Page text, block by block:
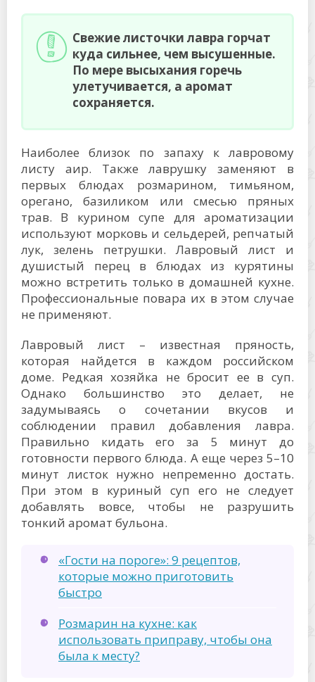
Свежие листочки лавра горчат
куда сильнее, чем высушенные.
По мере высыхания горечь
улетучивается, а аромат
сохраняется.
Наиболее близок по запаху к лавровому
листу аир. Также лаврушку заменяют в
первых блюдах розмарином, тимьяном,
орегано, базиликом или смесью пряных
трав. В курином супе для ароматизации
используют морковь и сельдерей, репчатый
лук, зелень петрушки. Лавровый лист и
душистый перец в блюдах из курятины
можно встретить только в домашней кухне.
Профессиональные повара их в этом случае
не применяют.
Лавровый лист – известная пряность,
которая найдется в каждом российском
доме. Редкая хозяйка не бросит ее в суп.
Однако большинство это делает, не
задумываясь о сочетании вкусов и
соблюдении правил добавления лавра.
Правильно кидать его за 5 минут до
готовности первого блюда. А еще через 5–10
минут листок нужно непременно достать.
При этом в куриный суп его не следует
добавлять вовсе, чтобы не разрушить
тонкий аромат бульона.
«Гости на пороге»: 9 рецептов,
которые можно приготовить
быстро
Розмарин на кухне: как
использовать приправу, чтобы она
была к месту?